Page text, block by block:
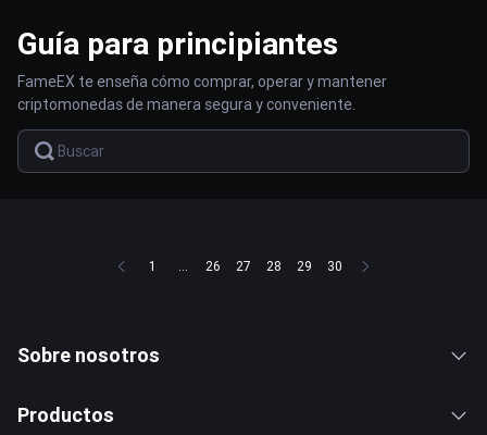
Guía para principiantes
FameEX te enseña cómo comprar, operar y mantener
criptomonedas de manera segura y conveniente.
1 ... 26 27 28 29 30
Sobre nosotros
Productos